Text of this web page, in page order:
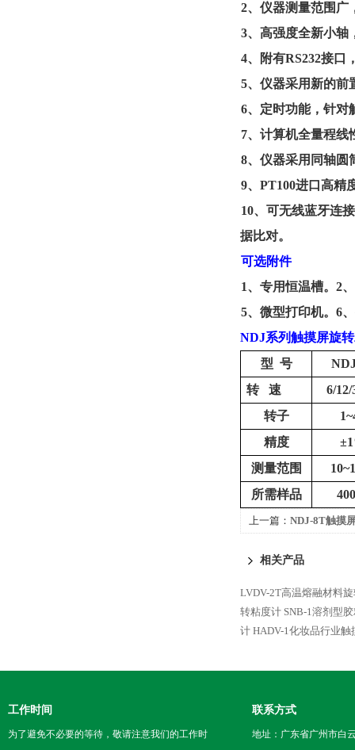
2、仪器测量范围广
3、高强度全新小轴
4、附有RS232接口
5、 仪器采用新的前
6、定时功能，针对
7、计算机全量程线
8、仪器采用同轴圆
9、 PT100进口高精
10、可无线蓝牙连
据比对。
可选附件
1、专用恒温槽。 2
5、微型打印机。 6
NDJ系列触摸屏旋
型 号
转
速
6/12/
转子
精度
±
测量范围
所需样品
上一篇： NDJ-8T触摸
相关产品
LVDV-2T高温熔融材料
转粘度计 SNB-1溶剂型
计 HADV-1化妆品行业触
工作时间
为了避免不必要的等待，敬请注意我们的工作时
联系方式
地址：广东省广州市白